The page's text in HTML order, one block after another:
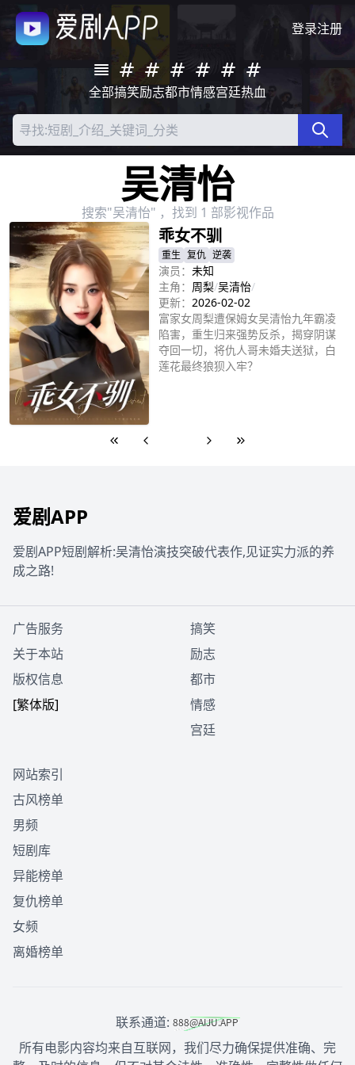
登录注册
全部搞笑励志都市情感宫廷热血
吴清怡
搜索"吴清怡" ，找到 1 部影视作品
乖女不驯
重生 复仇 逆袭
演员： 未知
主角： 周梨/吴清怡/
更新： 2026-02-02
富家女周梨遭保姆女吴清怡九年霸凌
陷害，重生归来强势反杀，揭穿阴谋
夺回一切，将仇人哥未婚夫送狱，白
莲花最终狼狈入牢？
爱剧APP
爱剧APP短剧解析:吴清怡演技突破代表作,见证实力派的养
成之路!
广告服务
关于本站
版权信息
[繁体版]
搞笑
励志
都市
情感
宫廷
网站索引
古风榜单
男频
短剧库
异能榜单
复仇榜单
女频
离婚榜单
联系通道:
所有电影内容均来自互联网，我们尽力确保提供准确、完